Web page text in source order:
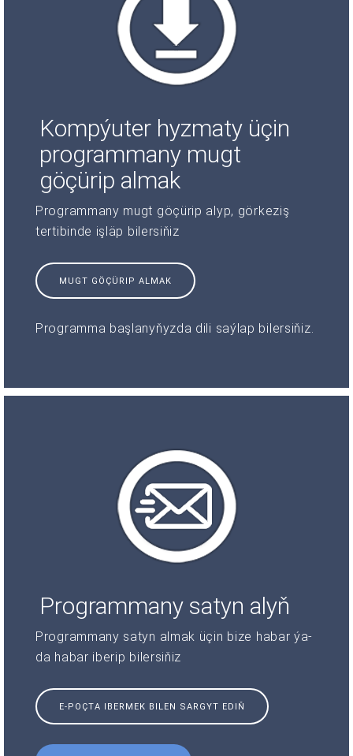
Kompýuter hyzmaty üçin
programmany mugt
göçürip almak
Programmany mugt göçürip alyp, görkeziş
tertibinde işläp bilersiňiz
MUGT GÖÇÜRIP ALMAK
Programma başlanyňyzda dili saýlap bilersiňiz.
Programmany satyn alyň
Programmany satyn almak üçin bize habar ýa-
da habar iberip bilersiňiz
E-POÇTA IBERMEK BILEN SARGYT EDIŇ